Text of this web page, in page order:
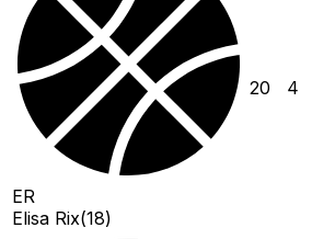
ER
Elisa Rix(18)
20 4